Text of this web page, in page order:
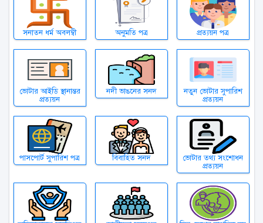
সনাতন ধর্ম অবলম্বী অনুমতি পত্র প্রত্যয়ন পত্র
ভোটার আইডি স্থানান্তর
প্রত্যয়ন
নদী ভাঙনের সনদ
নতুন ভোটার সুপারিশ
প্রত্যয়ন
পাসপোর্ট সুপারিশ পত্র বিবাহিত সনদ
ভোটার তথ্য সংশোধন
প্রত্যয়ন